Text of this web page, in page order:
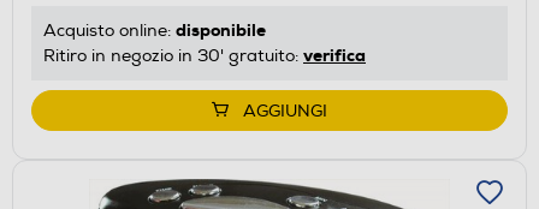
Acquisto online: disponibile
Ritiro in negozio in 30' gratuito: verifica
AGGIUNGI